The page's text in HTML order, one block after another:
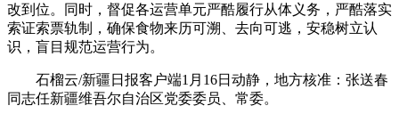
改到位。同时，督促各运营单元严酷履行从体义务，严酷落实
索证索票轨制，确保食物来历可溯、去向可逃，安稳树立认
识，盲目规范运营行为。
石榴云/新疆日报客户端1月16日动静，地方核准：张送春
同志任新疆维吾尔自治区党委委员、常委。